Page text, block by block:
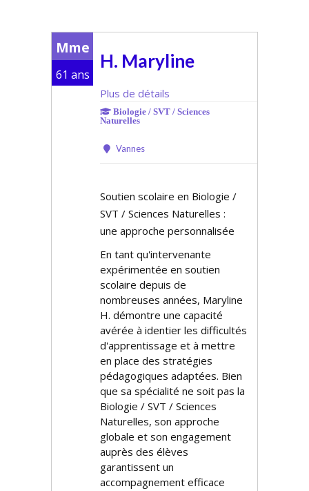
Mme
61 ans
H. Maryline
Plus de détails
Biologie / SVT / Sciences
Naturelles
Vannes
Soutien scolaire en Biologie /
SVT / Sciences Naturelles :
une approche personnalisée
En tant qu'intervenante
expérimentée en soutien
scolaire depuis de
nombreuses années, Maryline
H. démontre une capacité
avérée à identifier les difficultés
d'apprentissage et à mettre
en place des stratégies
pédagogiques adaptées. Bien
que sa spécialité ne soit pas la
Biologie / SVT / Sciences
Naturelles, son approche
globale et son engagement
auprès des élèves
garantissent un
accompagnement efficace